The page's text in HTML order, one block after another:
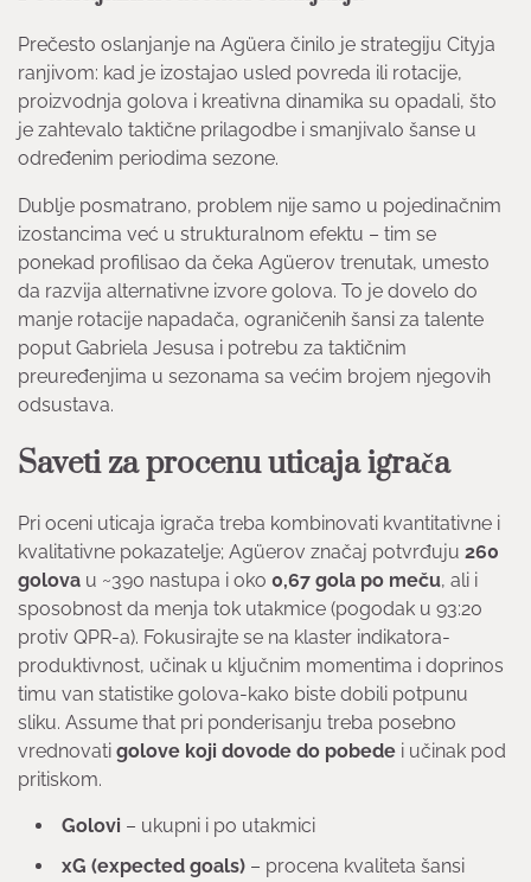
Prečesto oslanjanje na Agüera činilo je strategiju Cityja
ranjivom: kad je izostajao usled povreda ili rotacije,
proizvodnja golova i kreativna dinamika su opadali, što
je zahtevalo taktične prilagodbe i smanjivalo šanse u
određenim periodima sezone.
Dublje posmatrano, problem nije samo u pojedinačnim
izostancima već u strukturalnom efektu – tim se
ponekad profilisao da čeka Agüerov trenutak, umesto
da razvija alternativne izvore golova. To je dovelo do
manje rotacije napadača, ograničenih šansi za talente
poput Gabriela Jesusa i potrebu za taktičnim
preuređenjima u sezonama sa većim brojem njegovih
odsustava.
Saveti za procenu uticaja igrača
Pri oceni uticaja igrača treba kombinovati kvantitativne i
kvalitativne pokazatelje; Agüerov značaj potvrđuju 260
golova u ~390 nastupa i oko 0,67 gola po meču, ali i
sposobnost da menja tok utakmice (pogodak u 93:20
protiv QPR-a). Fokusirajte se na klaster indikatora-
produktivnost, učinak u ključnim momentima i doprinos
timu van statistike golova-kako biste dobili potpunu
sliku. Assume that pri ponderisanju treba posebno
vrednovati golove koji dovode do pobede i učinak pod
pritiskom.
Golovi – ukupni i po utakmici
xG (expected goals) – procena kvaliteta šansi